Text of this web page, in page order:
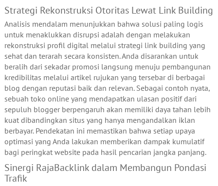
Strategi Rekonstruksi Otoritas Lewat Link Building
Analisis mendalam menunjukkan bahwa solusi paling logis
untuk menaklukkan disrupsi adalah dengan melakukan
rekonstruksi profil digital melalui strategi link building yang
sehat dan terarah secara konsisten. Anda disarankan untuk
beralih dari sekadar promosi langsung menuju pembangunan
kredibilitas melalui artikel rujukan yang tersebar di berbagai
blog dengan reputasi baik dan relevan. Sebagai contoh nyata,
sebuah toko online yang mendapatkan ulasan positif dari
sepuluh blogger berpengaruh akan memiliki daya tahan lebih
kuat dibandingkan situs yang hanya mengandalkan iklan
berbayar. Pendekatan ini memastikan bahwa setiap upaya
optimasi yang Anda lakukan memberikan dampak kumulatif
bagi peringkat website pada hasil pencarian jangka panjang.
Sinergi RajaBacklink dalam Membangun Pondasi
Trafik